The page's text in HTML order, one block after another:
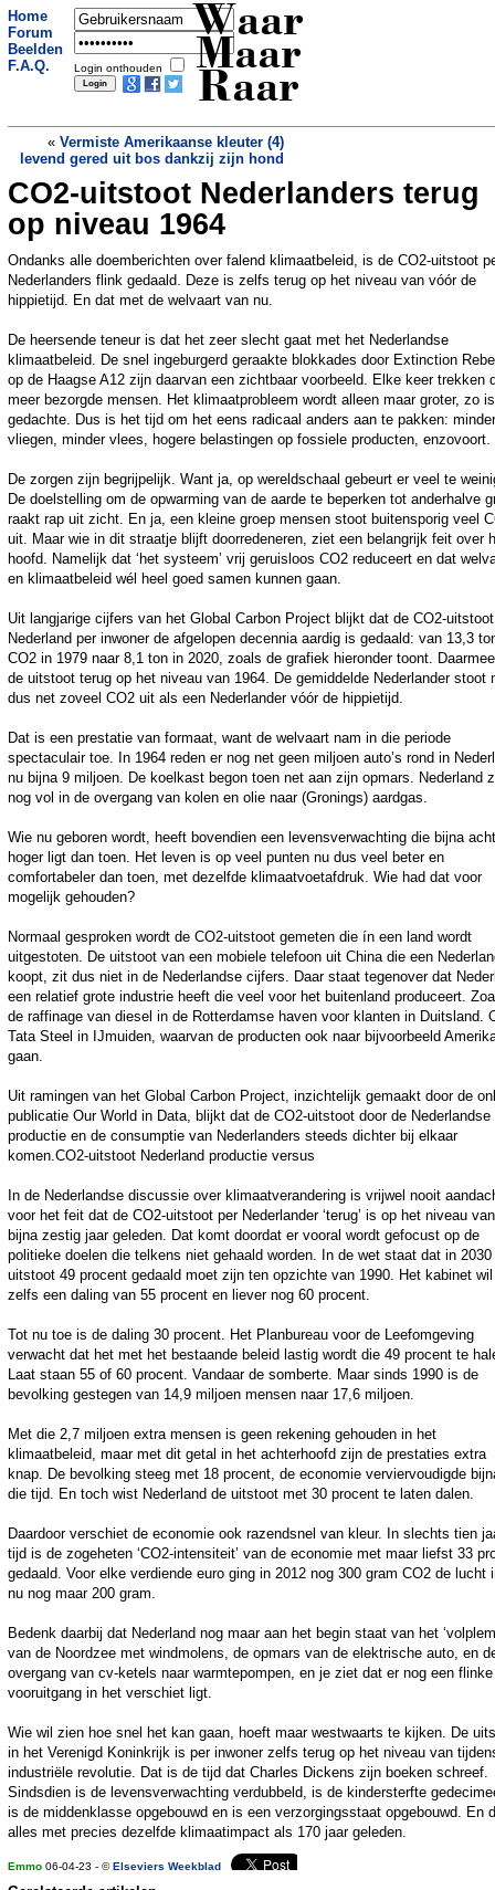
Home
Forum
Beelden
F.A.Q.
Login onthouden
Waar
Maar
Raar
« Vermiste Amerikaanse kleuter (4)
levend gered uit bos dankzij zijn hond
Kinderboerderij-geitje geslacht: 'Plaats
maken voor jonge dieren'»
CO2-uitstoot Nederlanders terug
op niveau 1964
Ondanks alle doemberichten over falend klimaatbeleid, is de CO2-uitstoot
Nederlanders flink gedaald. Deze is zelfs terug op het niveau van vóór de
hippietijd. En dat met de welvaart van nu.
De heersende teneur is dat het zeer slecht gaat met het Nederlandse
klimaatbeleid. De snel ingeburgerd geraakte blokkades door Extinction
op de Haagse A12 zijn daarvan een zichtbaar voorbeeld. Elke keer trekken
meer bezorgde mensen. Het klimaatprobleem wordt alleen maar groter, zo
gedachte. Dus is het tijd om het eens radicaal anders aan te pakken: minder
vliegen, minder vlees, hogere belastingen op fossiele producten, enzovoort.
De zorgen zijn begrijpelijk. Want ja, op wereldschaal gebeurt er veel te
De doelstelling om de opwarming van de aarde te beperken tot anderhalve
raakt rap uit zicht. En ja, een kleine groep mensen stoot buitensporig veel
uit. Maar wie in dit straatje blijft doorredeneren, ziet een belangrijk feit over
hoofd. Namelijk dat ‘het systeem’ vrij geruisloos CO2 reduceert en dat
en klimaatbeleid wél heel goed samen kunnen gaan.
Uit langjarige cijfers van het Global Carbon Project blijkt dat de CO2-
Nederland per inwoner de afgelopen decennia aardig is gedaald: van 13,3
CO2 in 1979 naar 8,1 ton in 2020, zoals de grafiek hieronder toont.
de uitstoot terug op het niveau van 1964. De gemiddelde Nederlander stoot
dus net zoveel CO2 uit als een Nederlander vóór de hippietijd.
Dat is een prestatie van formaat, want de welvaart nam in die periode
spectaculair toe. In 1964 reden er nog net geen miljoen auto’s rond in
nu bijna 9 miljoen. De koelkast begon toen net aan zijn opmars. Nederland
nog vol in de overgang van kolen en olie naar (Gronings) aardgas.
Wie nu geboren wordt, heeft bovendien een levensverwachting die bijna
hoger ligt dan toen. Het leven is op veel punten nu dus veel beter en
comfortabeler dan toen, met dezelfde klimaatvoetafdruk. Wie had dat voor
mogelijk gehouden?
Normaal gesproken wordt de CO2-uitstoot gemeten die ín een land wordt
uitgestoten. De uitstoot van een mobiele telefoon uit China die een
koopt, zit dus niet in de Nederlandse cijfers. Daar staat tegenover dat
een relatief grote industrie heeft die veel voor het buitenland produceert.
de raffinage van diesel in de Rotterdamse haven voor klanten in Duitsland.
Tata Steel in IJmuiden, waarvan de producten ook naar bijvoorbeeld
gaan.
Uit ramingen van het Global Carbon Project, inzichtelijk gemaakt door de
publicatie Our World in Data, blijkt dat de CO2-uitstoot door de Nederlandse
productie en de consumptie van Nederlanders steeds dichter bij elkaar
komen.CO2-uitstoot Nederland productie versus
In de Nederlandse discussie over klimaatverandering is vrijwel nooit
voor het feit dat de CO2-uitstoot per Nederlander ‘terug’ is op het niveau van
bijna zestig jaar geleden. Dat komt doordat er vooral wordt gefocust op de
politieke doelen die telkens niet gehaald worden. In de wet staat dat in 2030
uitstoot 49 procent gedaald moet zijn ten opzichte van 1990. Het kabinet wil
zelfs een daling van 55 procent en liever nog 60 procent.
Tot nu toe is de daling 30 procent. Het Planbureau voor de Leefomgeving
verwacht dat het met het bestaande beleid lastig wordt die 49 procent te
Laat staan 55 of 60 procent. Vandaar de somberte. Maar sinds 1990 is de
bevolking gestegen van 14,9 miljoen mensen naar 17,6 miljoen.
Met die 2,7 miljoen extra mensen is geen rekening gehouden in het
klimaatbeleid, maar met dit getal in het achterhoofd zijn de prestaties extra
knap. De bevolking steeg met 18 procent, de economie verviervoudigde
die tijd. En toch wist Nederland de uitstoot met 30 procent te laten dalen.
Daardoor verschiet de economie ook razendsnel van kleur. In slechts tien
tijd is de zogeheten ‘CO2-intensiteit’ van de economie met maar liefst 33
gedaald. Voor elke verdiende euro ging in 2012 nog 300 gram CO2 de lucht
nu nog maar 200 gram.
Bedenk daarbij dat Nederland nog maar aan het begin staat van het
van de Noordzee met windmolens, de opmars van de elektrische auto, en
overgang van cv-ketels naar warmtepompen, en je ziet dat er nog een flinke
vooruitgang in het verschiet ligt.
Wie wil zien hoe snel het kan gaan, hoeft maar westwaarts te kijken. De
in het Verenigd Koninkrijk is per inwoner zelfs terug op het niveau van
industriële revolutie. Dat is de tijd dat Charles Dickens zijn boeken schreef.
Sindsdien is de levensverwachting verdubbeld, is de kindersterfte
is de middenklasse opgebouwd en is een verzorgingsstaat opgebouwd. En
alles met precies dezelfde klimaatimpact als 170 jaar geleden.
Emmo 06-04-23 - ©Elseviers Weekblad